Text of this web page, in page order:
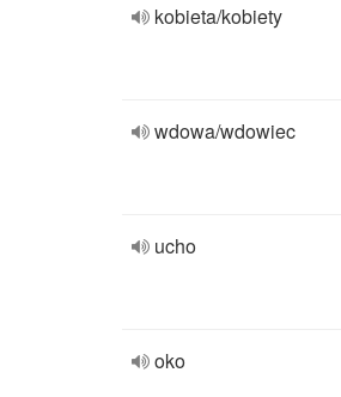
kobieta/kobiety
wdowa/wdowiec
ucho
oko